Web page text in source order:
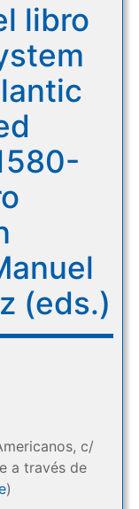
libro
(eds.)
c/
a través de
)